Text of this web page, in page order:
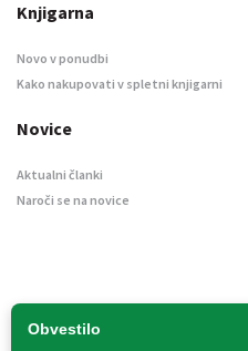
Obvestilo
Knjigarna
Novo v ponudbi
Kako nakupovati v spletni knjigarni
Novice
Aktualni članki
Naroči se na novice